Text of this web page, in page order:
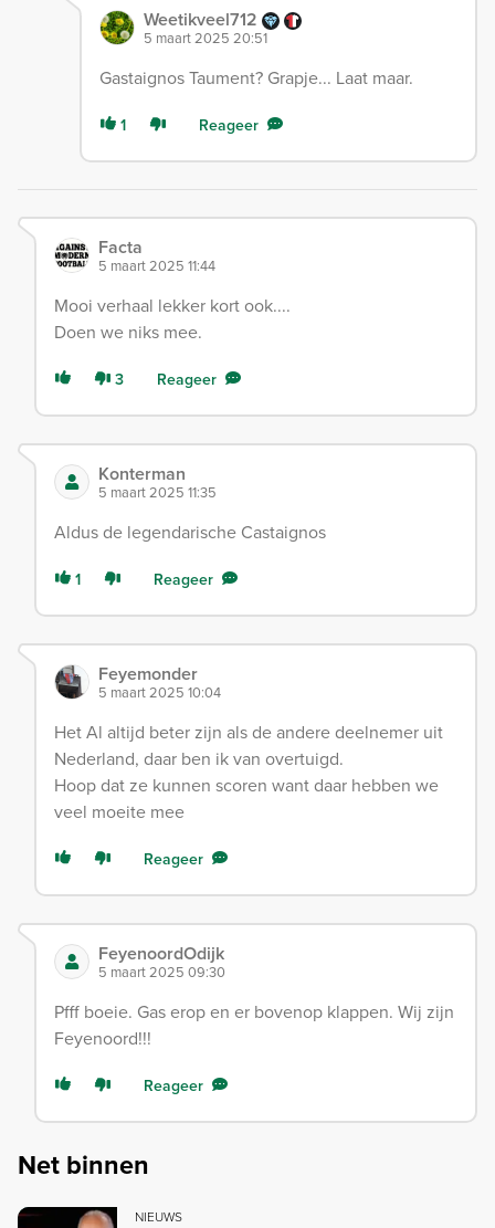
Weetikveel712
5 maart 2025 20:51
Gastaignos Taument? Grapje... Laat maar.
1 Reageer
Facta
5 maart 2025 11:44
Mooi verhaal lekker kort ook....
Doen we niks mee.
3 Reageer
Konterman
5 maart 2025 11:35
Aldus de legendarische Castaignos
1 Reageer
Feyemonder
5 maart 2025 10:04
Het Al altijd beter zijn als de andere deelnemer uit
Nederland, daar ben ik van overtuigd.
Hoop dat ze kunnen scoren want daar hebben we
veel moeite mee
Reageer
FeyenoordOdijk
5 maart 2025 09:30
Pfff boeie. Gas erop en er bovenop klappen. Wij zijn
Feyenoord!!!
Reageer
Net binnen
NIEUWS